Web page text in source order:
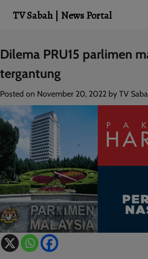
Skip
to
content
Dilema PRU15 parlimen
tergantung
Posted on November 20, 2022 by TV
TV Sabah | News Portal